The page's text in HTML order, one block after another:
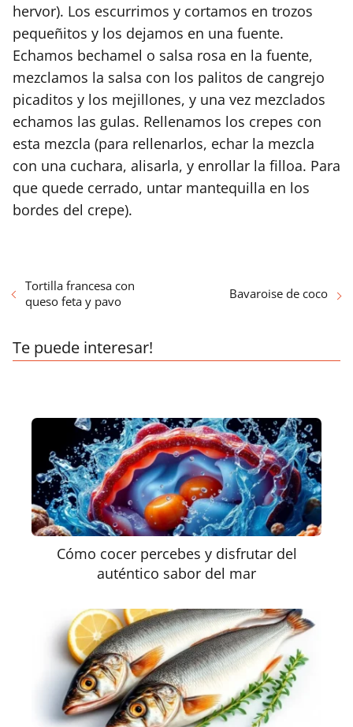
hervor). Los escurrimos y cortamos en trozos
pequeñitos y los dejamos en una fuente.
Echamos bechamel o salsa rosa en la fuente,
mezclamos la salsa con los palitos de cangrejo
picaditos y los mejillones, y una vez mezclados
echamos las gulas. Rellenamos los crepes con
esta mezcla (para rellenarlos, echar la mezcla
con una cuchara, alisarla, y enrollar la filloa. Para
que quede cerrado, untar mantequilla en los
bordes del crepe).
Tortilla francesa con
queso feta y pavo
Bavaroise de coco
Te puede interesar!
Cómo cocer percebes y disfrutar del
auténtico sabor del mar